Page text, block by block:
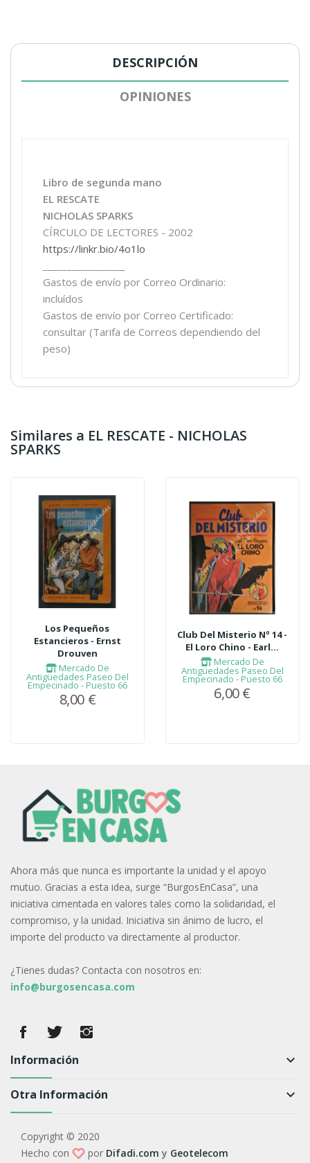
DESCRIPCIÓN
OPINIONES
Libro de segunda mano
EL RESCATE
NICHOLAS SPARKS
CÍRCULO DE LECTORES - 2002
https://linkr.bio/4o1lo
Gastos de envío por Correo Ordinario:
incluídos
Gastos de envío por Correo Certificado:
consultar (Tarifa de Correos dependiendo del
peso)
Similares a EL RESCATE - NICHOLAS
SPARKS
Los Pequeños
Estancieros - Ernst
Drouven
Mercado De
Antigüedades Paseo Del
Empecinado - Puesto 66
8,00 €
Club Del Misterio Nº 14 -
El Loro Chino - Earl...
Mercado De
Antigüedades Paseo Del
Empecinado - Puesto 66
6,00 €
Ahora más que nunca es importante la unidad y el apoyo
mutuo. Gracias a esta idea, surge “BurgosEnCasa”, una
iniciativa cimentada en valores tales como la solidaridad, el
compromiso, y la unidad. Iniciativa sin ánimo de lucro, el
importe del producto va directamente al productor.
¿Tienes dudas? Contacta con nosotros en:
info@burgosencasa.com
Información keyboard_arrow_down
Otra Información keyboard_arrow_down
Copyright © 2020
Hecho con
por Difadi.com y Geotelecom